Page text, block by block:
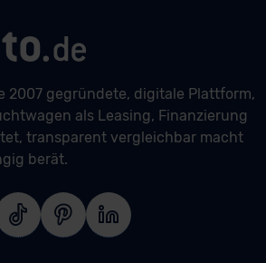
2007 gegründete, digitale Plattform,
als Leasing, Finanzierung
transparent vergleichbar macht
berät.